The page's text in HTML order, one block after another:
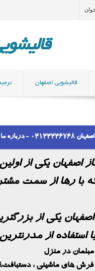
قالیشویی اصفهان
- درباره ما
اصفهان یکی از
با رها از سمت
استفاده از